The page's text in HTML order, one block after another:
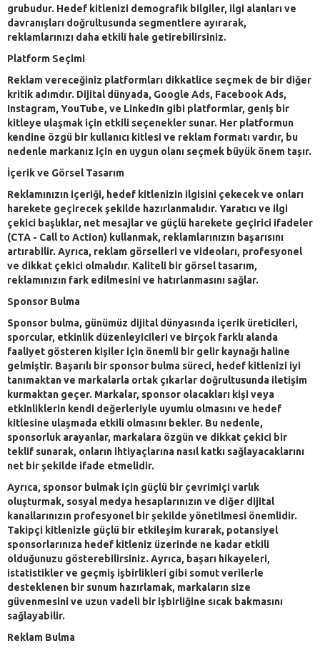
grubudur. Hedef kitlenizi demografik bilgiler, ilgi alanları ve
davranışları doğrultusunda segmentlere ayırarak,
reklamlarınızı daha etkili hale getirebilirsiniz.
Platform Seçimi
Reklam vereceğiniz platformları dikkatlice seçmek de bir diğer
kritik adımdır. Dijital dünyada, Google Ads, Facebook Ads,
Instagram, YouTube, ve LinkedIn gibi platformlar, geniş bir
kitleye ulaşmak için etkili seçenekler sunar. Her platformun
kendine özgü bir kullanıcı kitlesi ve reklam formatı vardır, bu
nedenle markanız için en uygun olanı seçmek büyük önem taşır.
İçerik ve Görsel Tasarım
Reklamınızın içeriği, hedef kitlenizin ilgisini çekecek ve onları
harekete geçirecek şekilde hazırlanmalıdır. Yaratıcı ve ilgi
çekici başlıklar, net mesajlar ve güçlü harekete geçirici ifadeler
(CTA - Call to Action) kullanmak, reklamlarınızın başarısını
artırabilir. Ayrıca, reklam görselleri ve videoları, profesyonel
ve dikkat çekici olmalıdır. Kaliteli bir görsel tasarım,
reklamınızın fark edilmesini ve hatırlanmasını sağlar.
Sponsor Bulma
Sponsor bulma, günümüz dijital dünyasında içerik üreticileri,
sporcular, etkinlik düzenleyicileri ve birçok farklı alanda
faaliyet gösteren kişiler için önemli bir gelir kaynağı haline
gelmiştir. Başarılı bir sponsor bulma süreci, hedef kitlenizi iyi
tanımaktan ve markalarla ortak çıkarlar doğrultusunda iletişim
kurmaktan geçer. Markalar, sponsor olacakları kişi veya
etkinliklerin kendi değerleriyle uyumlu olmasını ve hedef
kitlesine ulaşmada etkili olmasını bekler. Bu nedenle,
sponsorluk arayanlar, markalara özgün ve dikkat çekici bir
teklif sunarak, onların ihtiyaçlarına nasıl katkı sağlayacaklarını
net bir şekilde ifade etmelidir.
Ayrıca, sponsor bulmak için güçlü bir çevrimiçi varlık
oluşturmak, sosyal medya hesaplarınızın ve diğer dijital
kanallarınızın profesyonel bir şekilde yönetilmesi önemlidir.
Takipçi kitlenizle güçlü bir etkileşim kurarak, potansiyel
sponsorlarınıza hedef kitleniz üzerinde ne kadar etkili
olduğunuzu gösterebilirsiniz. Ayrıca, başarı hikayeleri,
istatistikler ve geçmiş işbirlikleri gibi somut verilerle
desteklenen bir sunum hazırlamak, markaların size
güvenmesini ve uzun vadeli bir işbirliğine sıcak bakmasını
sağlayabilir.
Reklam Bulma